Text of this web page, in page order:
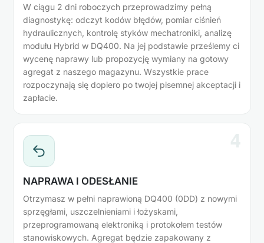
W ciągu 2 dni roboczych przeprowadzimy pełną
diagnostykę: odczyt kodów błędów, pomiar ciśnień
hydraulicznych, kontrolę styków mechatroniki, analizę
modułu Hybrid w DQ400. Na jej podstawie prześlemy ci
wycenę naprawy lub propozycję wymiany na gotowy
agregat z naszego magazynu. Wszystkie prace
rozpoczynają się dopiero po twojej pisemnej akceptacji i
zapłacie.
NAPRAWA I ODESŁANIE
Otrzymasz w pełni naprawioną DQ400 (0DD) z nowymi
sprzęgłami, uszczelnieniami i łożyskami,
przeprogramowaną elektroniką i protokołem testów
stanowiskowych. Agregat będzie zapakowany z